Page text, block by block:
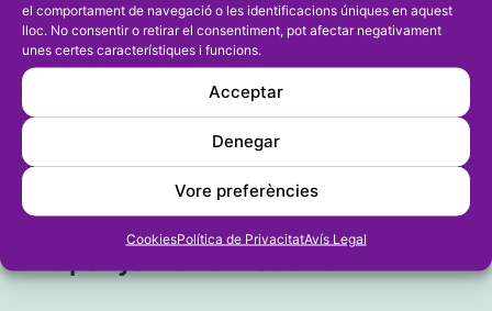
el comportament de navegació o les identificacions úniques en aquest
lloc. No consentir o retirar el consentiment, pot afectar negativament
unes certes característiques i funcions.
Acceptar
Denegar
Vore preferències
CookiesPolítica de PrivacitatAvís Legal
d'entrades
El CD Dénia repetirà l’assemblea
extraordinària impugnada pels
socis el 29 de febrer
Entrada següent
La Valenciana de la calpina Yolanda
García s’acomiada del Campionat